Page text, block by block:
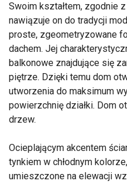
Swoim kształtem, zgodnie
nawiązuje on do tradycji
proste, zgeometryzowane
dachem. Jej
balkonowe znajdujące się
piętrze. Dzięki temu dom
utworzenia do maksimum
powierzchnię działki. Dom
drzew.
Ocieplającym akcentem
tynkiem w chłodnym
umieszczone na elewacji